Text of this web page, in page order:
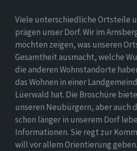
Viele unterschiedliche Ortsteile
prägen unser Dorf. Wir im
möchten zeigen, was unseren
Gesamtheit ausmacht, welche
die anderen Wohnstandorte
das Wohnen in einer
Lüerwald hat. Die Broschüre
unseren Neubürgern, aber auch
schon länger in unserem Dorf
Informationen. Sie regt zur
will vor allem Orientierung geben.